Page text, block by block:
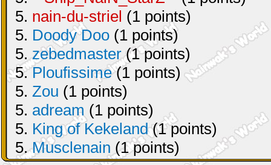
5. nain-du-striel (1 points)
5. Doody Doo (1 points)
5. zebedmaster(1 points)
5.Ploufissime(1 points)
5. Zou (1 points)
5. adream (1 points)
5. King of Kekeland(1 points)
5.Musclenain (1 points)